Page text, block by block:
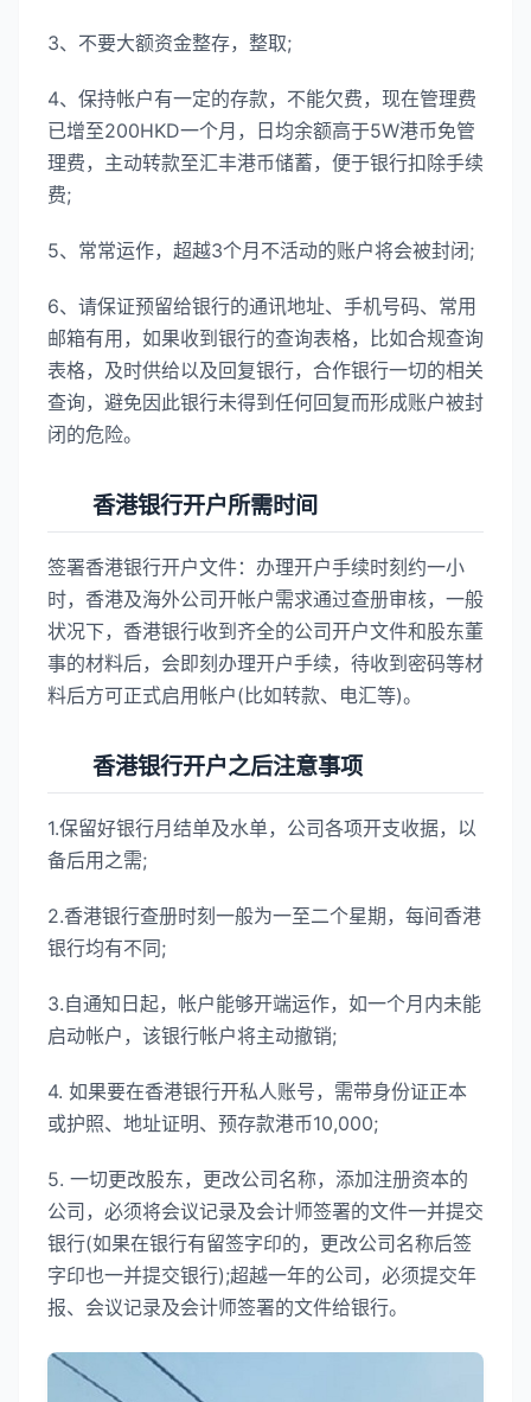
3、不要大额资金整存，整取;
4、保持帐户有一定的存款，不能欠费，现在管理费
已增至200HKD一个月，日均余额高于5W港币免管
理费，主动转款至汇丰港币储蓄，便于银行扣除手续
费;
5、常常运作，超越3个月不活动的账户将会被封闭;
6、请保证预留给银行的通讯地址、手机号码、常用
邮箱有用，如果收到银行的查询表格，比如合规查询
表格，及时供给以及回复银行，合作银行一切的相关
查询，避免因此银行未得到任何回复而形成账户被封
闭的危险。
香港银行开户所需时间
签署香港银行开户文件：办理开户手续时刻约一小
时，香港及海外公司开帐户需求通过查册审核，一般
状况下，香港银行收到齐全的公司开户文件和股东董
事的材料后，会即刻办理开户手续，待收到密码等材
料后方可正式启用帐户(比如转款、电汇等)。
香港银行开户之后注意事项
1.保留好银行月结单及水单，公司各项开支收据，以
备后用之需;
2.香港银行查册时刻一般为一至二个星期，每间香港
银行均有不同;
3.自通知日起，帐户能够开端运作，如一个月内未能
启动帐户，该银行帐户将主动撤销;
4. 如果要在香港银行开私人账号，需带身份证正本
或护照、地址证明、预存款港币10,000;
5. 一切更改股东，更改公司名称，添加注册资本的
公司，必须将会议记录及会计师签署的文件一并提交
银行(如果在银行有留签字印的，更改公司名称后签
字印也一并提交银行);超越一年的公司，必须提交年
报、会议记录及会计师签署的文件给银行。